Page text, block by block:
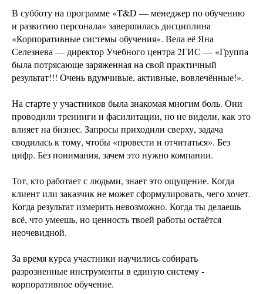
В субботу на программе «T&D — менеджер по обучению
и развитию персонала» завершилась дисциплина
«Корпоративные системы обучения». Вела её Яна
Селезнева — директор Учебного центра 2ГИС — «Группа
была потрясающе заряженная на свой практичный
результат!!! Очень вдумчивые, активные, вовлечённые!».
На старте у участников была знакомая многим боль. Они
проводили тренинги и фасилитации, но не видели, как это
влияет на бизнес. Запросы приходили сверху, задача
сводилась к тому, чтобы «провести и отчитаться». Без
цифр. Без понимания, зачем это нужно компании.
Тот, кто работает с людьми, знает это ощущение. Когда
клиент или заказчик не может сформулировать, чего хочет.
Когда результат измерить невозможно. Когда ты делаешь
всё, что умеешь, но ценность твоей работы остаётся
неочевидной.
За время курса участники научились собирать
разрозненные инструменты в единую систему -
корпоративное обучение.